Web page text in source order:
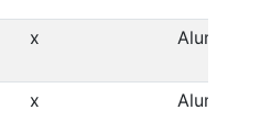
x Alumínio
x Alumínio